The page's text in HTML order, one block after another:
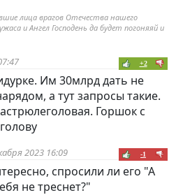
лица врагов Отечества нашего
и Ангел Господень да будет погоняяй и
+2
Им 30млрд дать не
а тут запросы такие.
Горшок с
2023 16:09 -1
спросили ли его "А
не треснет?"